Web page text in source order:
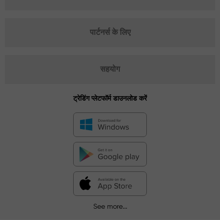
पार्टनर्स के लिए
सहयोग
ट्रेडिंग प्लेटफॉर्म डाउनलोड करें
See more...